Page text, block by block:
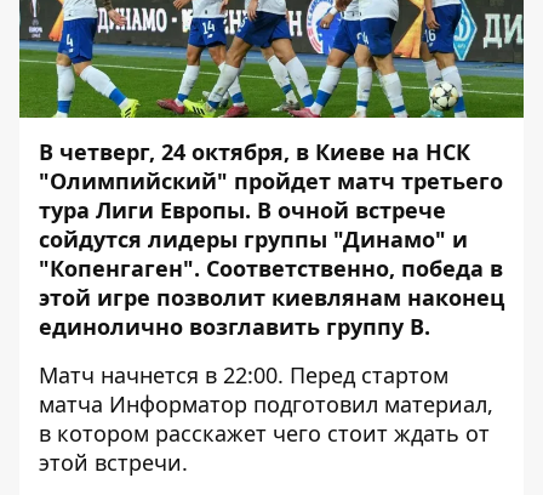
В четверг, 24 октября, в Киеве на НСК
"Олимпийский" пройдет матч третьего
тура Лиги Европы. В очной встрече
сойдутся лидеры группы "Динамо" и
"Копенгаген". Соответственно, победа в
этой игре позволит киевлянам наконец
единолично возглавить группу B.
Матч начнется в 22:00. Перед стартом
матча Информатор подготовил материал,
в котором расскажет чего стоит ждать от
этой встречи.